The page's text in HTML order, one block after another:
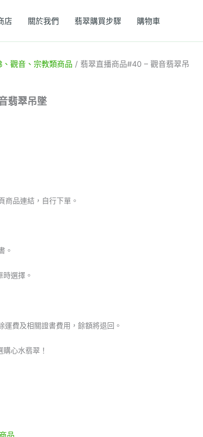
店 關於我們 翡翠購買步驟 購物車
、觀音、宗教類商品 / 翡翠直播商品#40 – 觀音翡翠吊
翡翠吊墜
商品連結，自行下單。
。
選擇。
費及相關證書費用，餘額將退回。
心水翡翠！